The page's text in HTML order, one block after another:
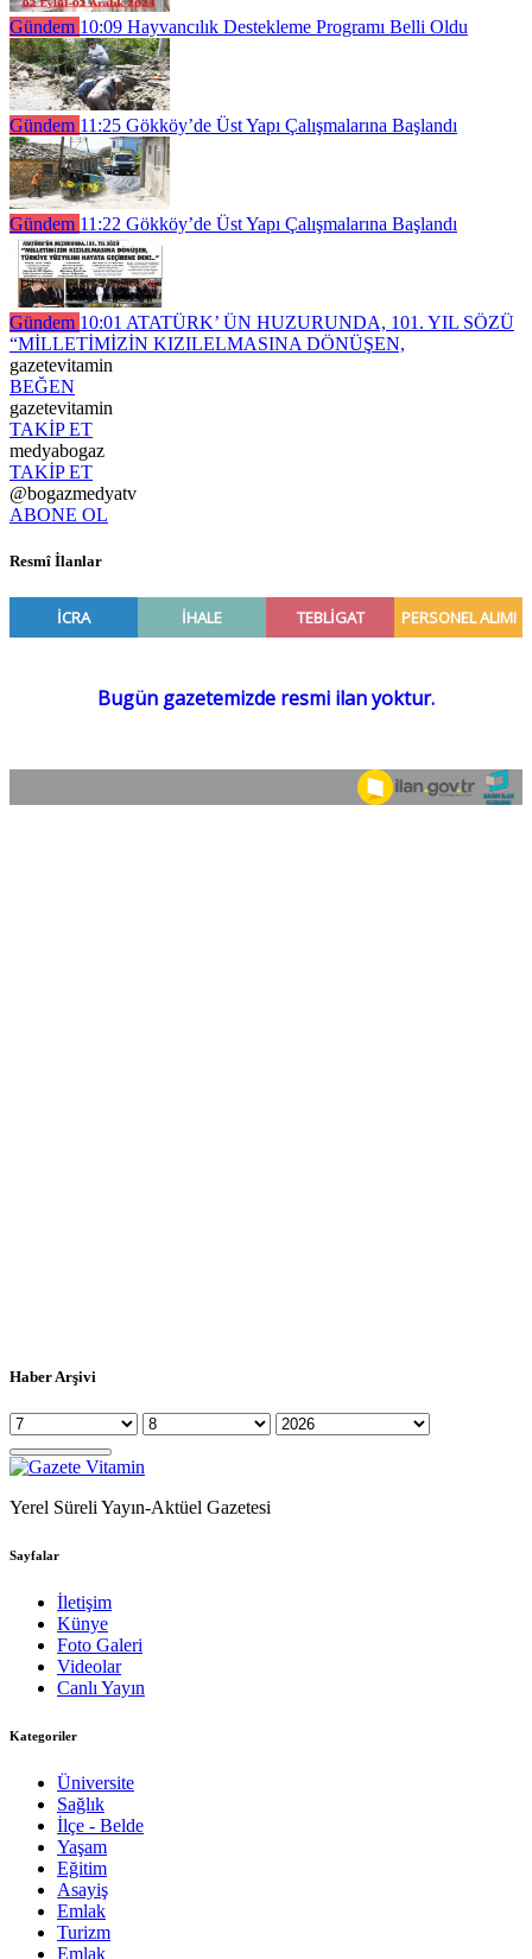
Gündem 10:09 Hayvancılık Destekleme Programı Belli Oldu
Gündem 11:25 Gökköy’de Üst Yapı Çalışmalarına Başlandı
Gündem 11:22 Gökköy’de Üst Yapı Çalışmalarına Başlandı
Gündem 10:01 ATATÜRK’ ÜN HUZURUNDA, 101. YIL SÖZÜ
“MİLLETİMİZİN KIZILELMASINA DÖNÜŞEN,
gazetevitamin
BEĞEN
gazetevitamin
TAKİP ET
medyabogaz
TAKİP ET
@bogazmedyatv
ABONE OL
Resmî İlanlar
Haber Arşivi
Yerel Süreli Yayın-Aktüel Gazetesi
Sayfalar
İletişim
Künye
Foto Galeri
Videolar
Canlı Yayın
Kategoriler
Üniversite
Sağlık
İlçe - Belde
Yaşam
Eğitim
Asayiş
Emlak
Turizm
Emlak